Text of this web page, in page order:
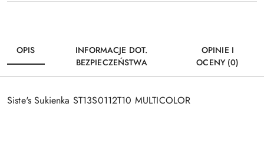
OPIS
INFORMACJE DOT.
BEZPIECZEŃSTWA
OPINIE I
OCENY (0)
Siste's Sukienka ST13S0112T10 MULTICOLOR